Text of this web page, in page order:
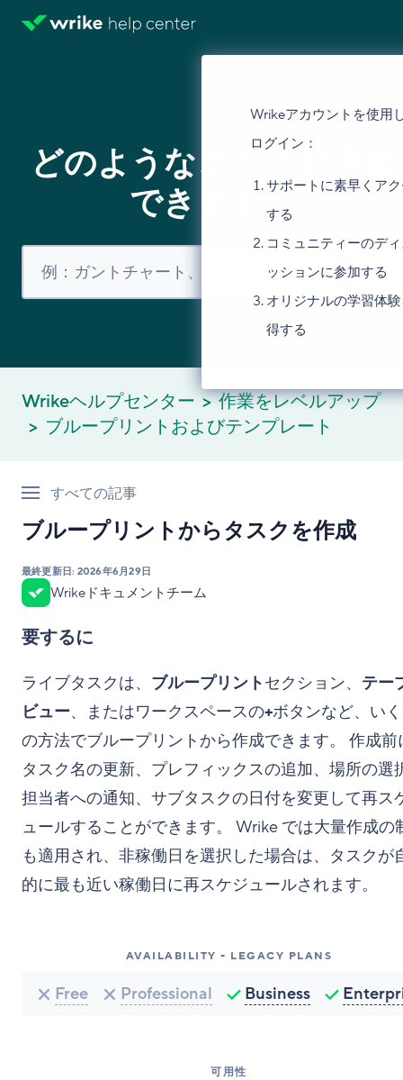
Wrikeアカウントを使用
ログイン：
サポートに素早くア
する
コミュニティーのデ
ッションに参加する
オリジナルの学習体
得する
どのようなことでお手
できますか？
Wrikeヘルプセンター
作業をレベルアップ
ブループリントおよびテンプレート
すべての記事
ブループリントからタスクを作成
最終更新日: 2026年6月29日
Wrikeドキュメントチーム
要するに
ライブタスクは、 ブループリントセクション、 テー
ビュー、またはワークスペースの+ボタンなど、い
の方法でブループリントから作成できます。 作成前
タスク名の更新、プレフィックスの追加、場所の選
担当者への通知、サブタスクの日付を変更して再ス
ュールすることができます。 Wrike では大量作成の
も適用され、非稼働日を選択した場合は、タスクが
的に最も近い稼働日に再スケジュールされます。
AVAILABILITY - LEGACY PLANS
Free Professional Business
可用性